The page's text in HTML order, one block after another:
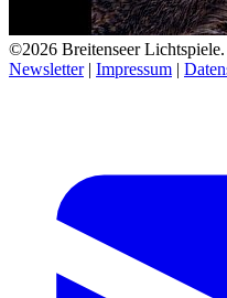
©2026 Breitenseer
Newsletter| Impressum |